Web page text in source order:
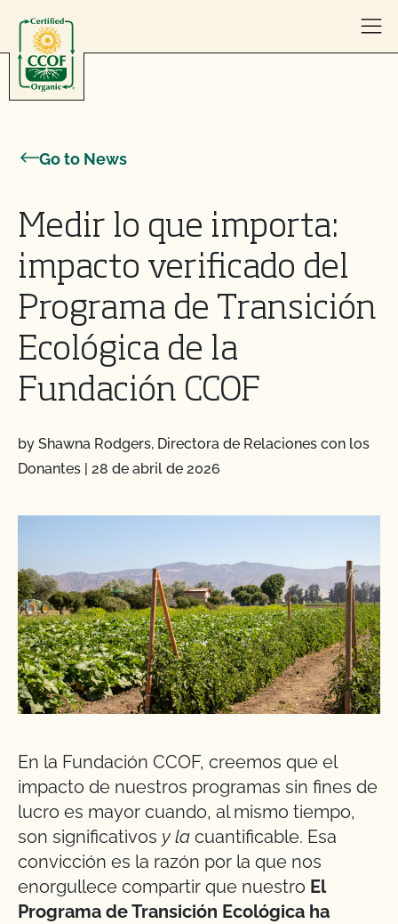
Go to News
Medir lo que importa:
impacto verificado del
Programa de Transición
Ecológica de la
Fundación CCOF
by Shawna Rodgers, Directora de Relaciones con los
Donantes | 28 de abril de 2026
En la Fundación CCOF, creemos que el
impacto de nuestros programas sin fines de
lucro es mayor cuando, al mismo tiempo,
son significativos y la cuantificable. Esa
convicción es la razón por la que nos
enorgullece compartir que nuestro El
Programa de Transición Ecológica ha